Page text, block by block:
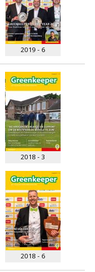
2019 - 6
2018 - 3
2018 - 6